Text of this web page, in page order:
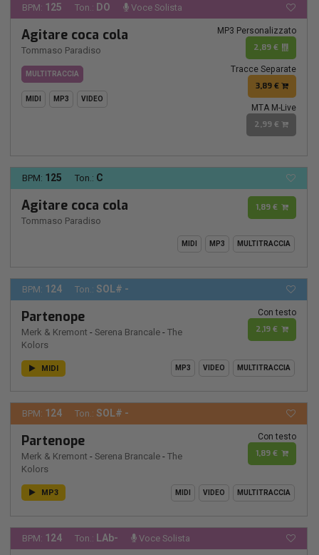
BPM: 125 Ton.: DO Voce Solista
Agitare coca cola
Tommaso Paradiso
MULTITRACCIA
MIDI MP3 VIDEO
MP3 Personalizzato
2,89 €
Tracce Separate
3,89 €
MTA M-Live
2,99 €
BPM: 125 Ton.: C
Agitare coca cola
Tommaso Paradiso
1,89 €
MIDI MP3 MULTITRACCIA
BPM: 124 Ton.: SOL# -
Partenope
Merk & Kremont - Serena Brancale - The
Kolors
Con testo
2,19 €
MIDI MP3 VIDEO MULTITRACCIA
BPM: 124 Ton.: SOL# -
Partenope
Merk & Kremont - Serena Brancale - The
Kolors
Con testo
1,89 €
MP3 MIDI VIDEO MULTITRACCIA
BPM: 124 Ton.: LAb- Voce Solista